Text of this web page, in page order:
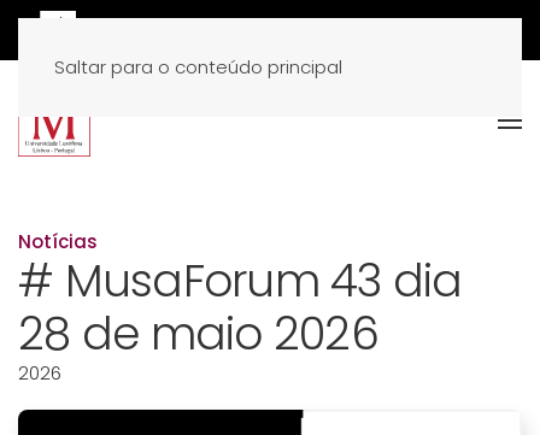
Saltar para o conteúdo principal
Notícias
# MusaForum 43 dia
28 de maio 2026
2026